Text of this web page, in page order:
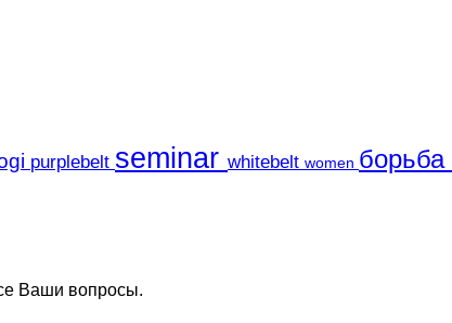
purplebelt seminar whitebelt women борьба
Ваши вопросы.